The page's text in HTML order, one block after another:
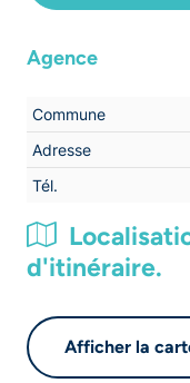
Agence
Commune
Adresse
Tél.
d'itinéraire.
Afficher la